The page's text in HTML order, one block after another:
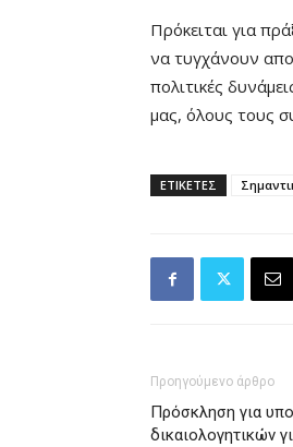
Πρόκειται για
να τυγχάνουν
πολιτικές
μας, όλους τους
ΕΤΙΚΕΤΕΣ
Προηγούμενο άρθρο
Πρόσκληση για
δικαιολογητικών